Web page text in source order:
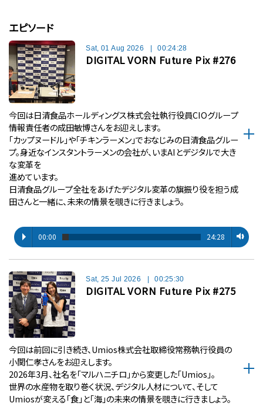
エピソード
Sat, 01 Aug 2026 00:24:28
DIGITAL VORN Future Pix #276
今回は日清食品ホールディングス株式会社執行役員CIOグループ
情報責任者の成田敏博さんをお迎えします。
「カップヌードル」や「チキンラーメン」でおなじみの日清食品グルー
プ。身近なインスタントラーメンの会社が、いまAIとデジタルで大き
な変革を
進めています。
日清食品グループ全社をあげたデジタル変革の旗振り役を担う成
田さんと一緒に、未来の情景を覗きに行きましょう。
00:00 24:28
Sat, 25 Jul 2026 00:25:30
DIGITAL VORN Future Pix #275
今回は前回に引き続き、Umios株式会社取締役常務執行役員の
小関仁孝さんをお迎えします。
2026年3月、社名を「マルハニチロ」から変更した「Umios」。
世界の水産物を取り巻く状況、デジタル人材について、そして
Umiosが変える「食」と「海」の未来の情景を覗きに行きましょう。